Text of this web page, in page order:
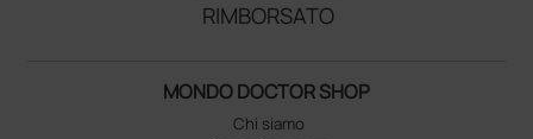
RIMBORSATO
MONDO DOCTOR SHOP
Chi siamo